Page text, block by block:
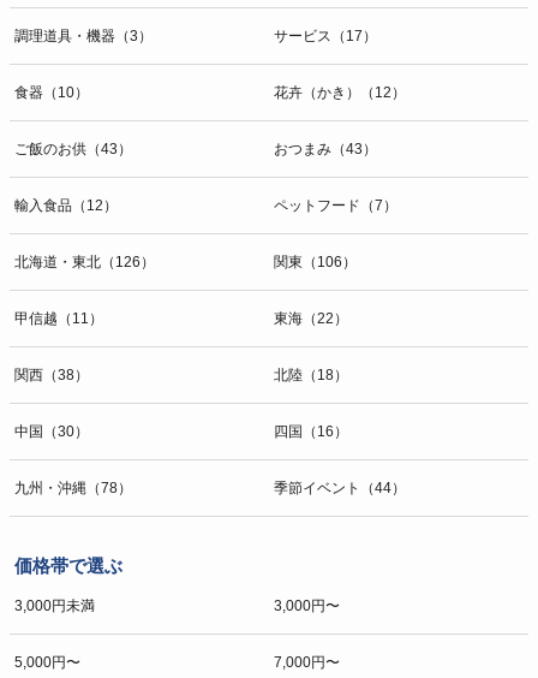
調理道具・機器（3） サービス（17）
食器（10） 花卉（かき）（12）
ご飯のお供（43） おつまみ（43）
輸入食品（12） ペットフード（7）
北海道・東北（126） 関東（106）
甲信越（11） 東海（22）
関西（38） 北陸（18）
中国（30） 四国（16）
九州・沖縄（78） 季節イベント（44）
価格帯で選ぶ
3,000円未満 3,000円〜
5,000円〜 7,000円〜